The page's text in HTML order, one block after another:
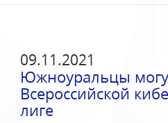
09.11.2021
Южноуральцы
Всероссийской
лиге